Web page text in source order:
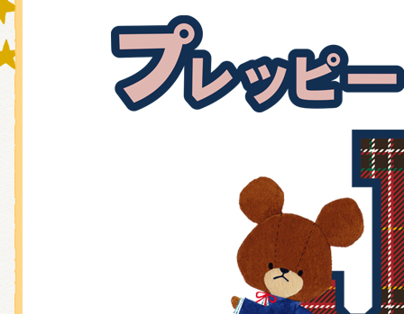
おたのしみコンテンツ(クイズ・
チア ジャッキーズ！
くまのがっこう しょくいんしつ
くまのがっこう 家庭科部